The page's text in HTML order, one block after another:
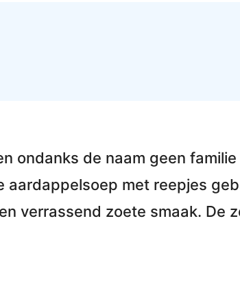
ondanks de naam geen
aardappelsoep met reepjes
verrassend zoete smaak. De